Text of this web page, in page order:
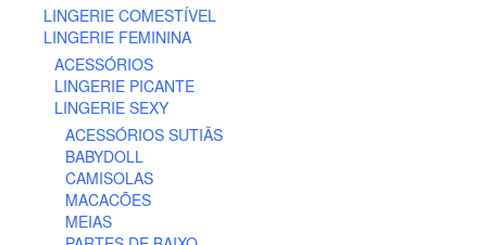
LINGERIE COMESTÍVEL
LINGERIE FEMININA
ACESSÓRIOS
LINGERIE PICANTE
LINGERIE SEXY
ACESSÓRIOS SUTIÃS
BABYDOLL
CAMISOLAS
MACACÕES
MEIAS